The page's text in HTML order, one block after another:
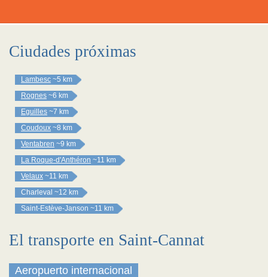
Ciudades próximas
Lambesc ~5 km
Rognes ~6 km
Eguilles ~7 km
Coudoux ~8 km
Ventabren ~9 km
La Roque-d'Anthéron ~11 km
Velaux ~11 km
Charleval ~12 km
Saint-Estève-Janson ~11 km
El transporte en Saint-Cannat
Aeropuerto internacional